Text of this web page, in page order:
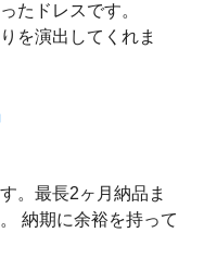
たドレスです。
を演出してくれま
。最長2ヶ月納品ま
納期に余裕を持って